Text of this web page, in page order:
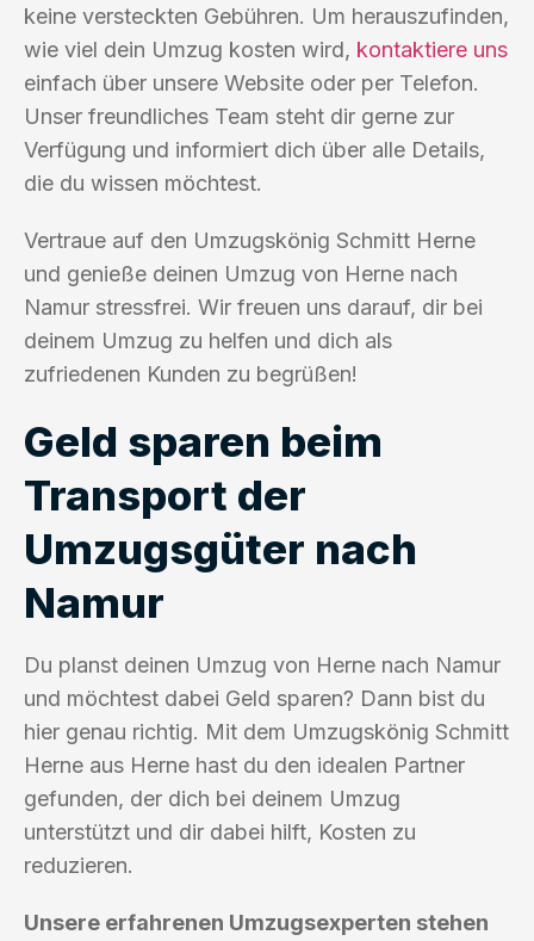
keine versteckten Gebühren. Um herauszufinden,
wie viel dein Umzug kosten wird, kontaktiere uns
einfach über unsere Website oder per Telefon.
Unser freundliches Team steht dir gerne zur
Verfügung und informiert dich über alle Details,
die du wissen möchtest.
Vertraue auf den Umzugskönig Schmitt Herne
und genieße deinen Umzug von Herne nach
Namur stressfrei. Wir freuen uns darauf, dir bei
deinem Umzug zu helfen und dich als
zufriedenen Kunden zu begrüßen!
Geld sparen beim
Transport der
Umzugsgüter nach
Namur
Du planst deinen Umzug von Herne nach Namur
und möchtest dabei Geld sparen? Dann bist du
hier genau richtig. Mit dem Umzugskönig Schmitt
Herne aus Herne hast du den idealen Partner
gefunden, der dich bei deinem Umzug
unterstützt und dir dabei hilft, Kosten zu
reduzieren.
Unsere erfahrenen Umzugsexperten stehen